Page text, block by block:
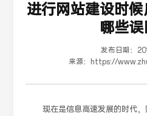
进行网站建设时
哪些误
发布日期：
来源：
https://
现在是信息高速发展的时代，